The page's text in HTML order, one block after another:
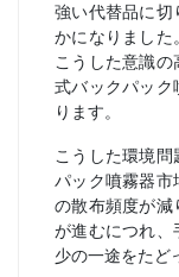
強い代替品に切
かになりました
こうした意識
式バックパック
ります。
こうした環境
パック噴霧器市
の散布頻度が減
が進むにつれ、
少の一途をたど